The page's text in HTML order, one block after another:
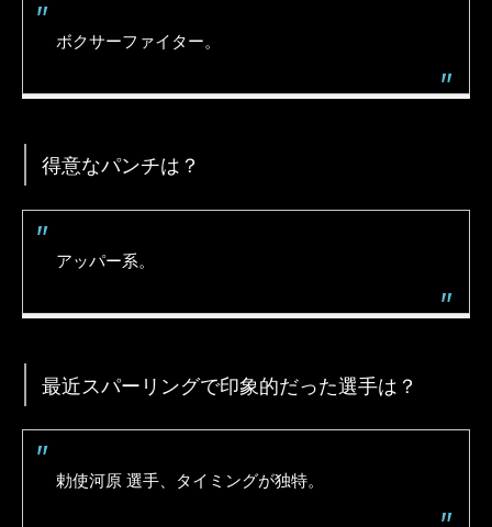
ボクサーファイター。
得意なパンチは？
アッパー系。
最近スパーリングで印象的だった選手は？
勅使河原 選手、タイミングが独特。